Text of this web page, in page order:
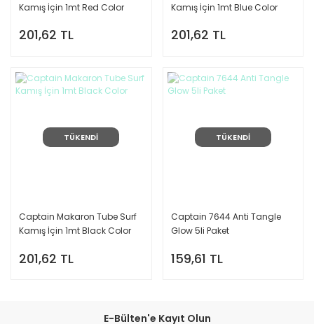
Kamış İçin 1mt Red Color
201,62 TL
Kamış İçin 1mt Blue Color
201,62 TL
TÜKENDİ
Captain Makaron Tube Surf
Kamış İçin 1mt Black Color
201,62 TL
TÜKENDİ
Captain 7644 Anti Tangle
Glow 5li Paket
159,61 TL
E-Bülten'e Kayıt Olun